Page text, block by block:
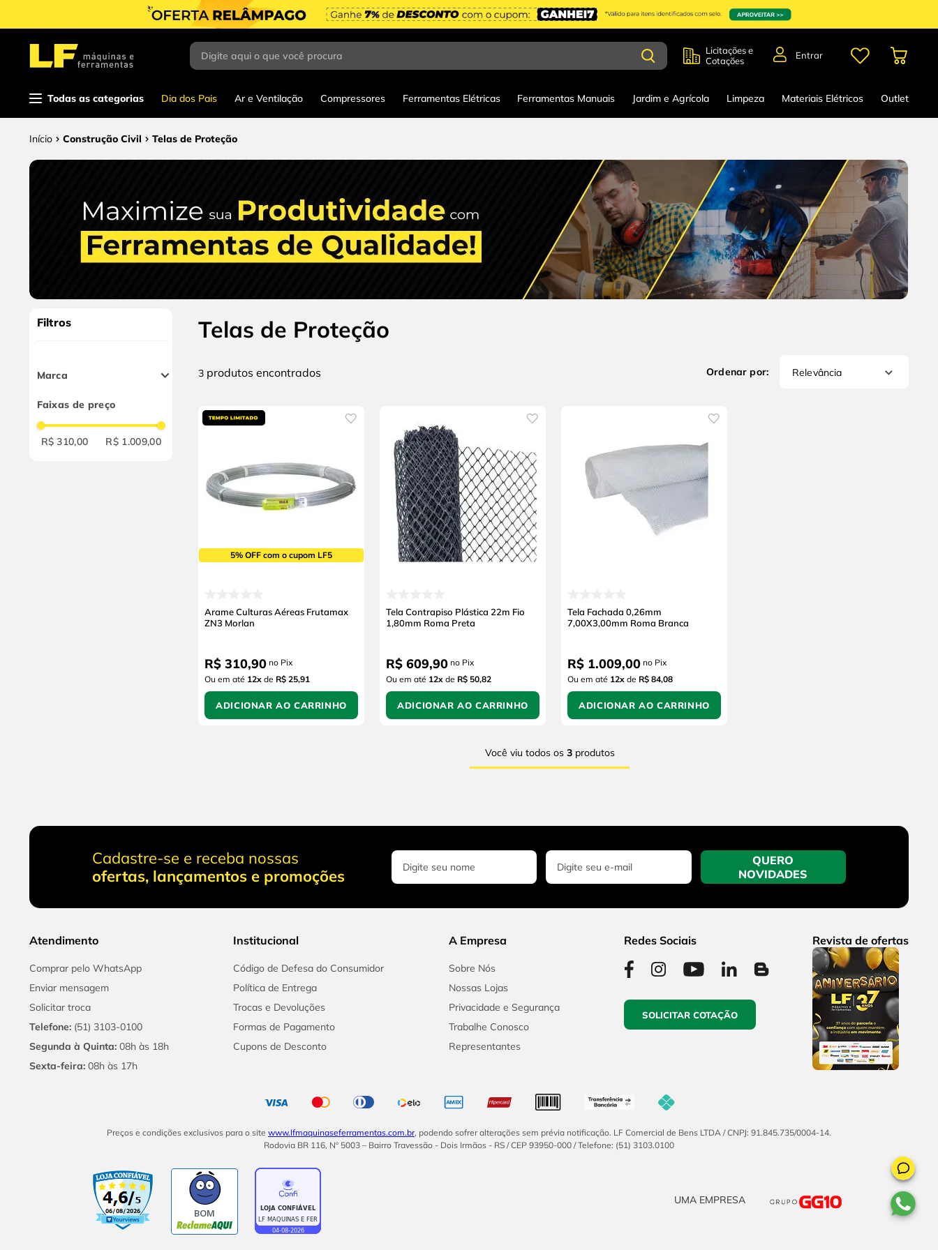
Digite aqui o que você procura
Licitações e
Cotações
Entrar
Todas as categorias Dia dos Pais Ar e Ventilação Compressores Ferramentas Elétricas Ferramentas Manuais Jardim e Agrícola Limpeza Materiais Elétricos Outlet
Construção Civil Telas de Proteção
Filtros
Marca
Morlan
Faixas de preço
R$ 310,00 R$ 1.009,00
Telas de Proteção
3 produtos Relevância
5% OFF com o cupom LF5
Arame Culturas Aéreas Frutamax
ZN3 Morlan
R$ 310,90 no Pix
Ou em até 12x de R$ 25,91
ADICIONAR AO CARRINHO
Tela Contrapiso Plástica 22m Fio
1,80mm Roma Preta
R$ 609,90 no Pix
Ou em até 12x de R$ 50,82
ADICIONAR AO CARRINHO
Tela Fachada 0,26mm
7,00X3,00mm Roma Branca
R$ 1.009,00 no Pix
Ou em até 12x de R$ 84,08
ADICIONAR AO CARRINHO
Você viu todos os 3produtos
Cadastre-se e receba nossas
ofertas, lançamentos e promoções
QUERO
NOVIDADES
Atendimento
Comprar pelo WhatsApp
Enviar mensagem
Solicitar troca
Telefone: (51) 3103-0100
Segunda à Quinta: 08h às 18h
Sexta-feira: 08h às 17h
Institucional
Código de Defesa do Consumidor
Política de Entrega
Trocas e Devoluções
Formas de Pagamento
Cupons de Desconto
A Empresa
Sobre Nós
Nossas Lojas
Privacidade e Segurança
Trabalhe Conosco
Representantes
Redes Sociais
SOLICITAR COTAÇÃO
Revista de ofertas
Preços e condições exclusivos para o site www.lfmaquinaseferramentas.com.br, podendo sofrer alterações sem prévia notificação. LF Comercial de Bens LTDA / CNPJ: 91.845.735/0004-14.
Rodovia BR 116, Nº 5003 – Bairro Travessão - Dois Irmãos - RS / CEP 93950-000 / Telefone: (51) 3103.0100
BOM
UMA EMPRESA
Termos mais
buscados
parafusadeira
serra circular